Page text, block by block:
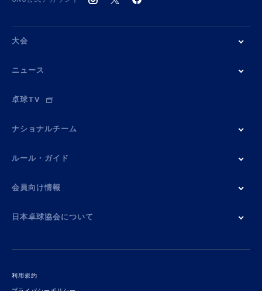
大会
ニュース
卓球TV
ナショナルチーム
ルール・ガイド
会員向け情報
日本卓球協会について
利用規約